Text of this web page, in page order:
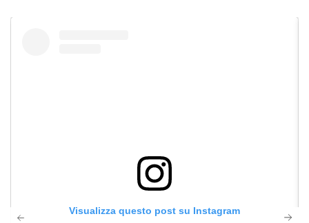
Visualizza questo post su Instagram